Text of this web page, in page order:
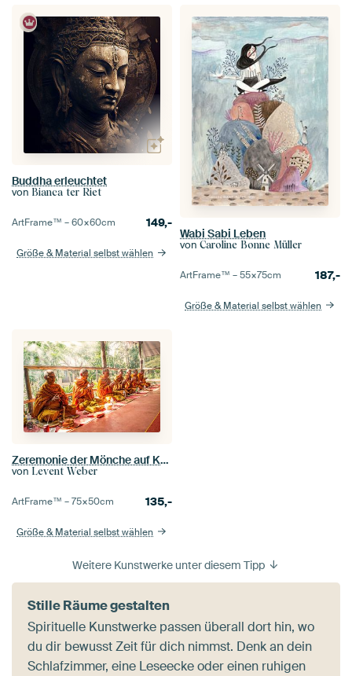
Buddha erleuchtet
von Bianca ter Riet
ArtFrame™ –60×60cm 149,-
Größe & Material selbst wählen
Wabi Sabi Leben
von Caroline Bonne Müller
ArtFrame™ –55×75cm 187,-
Größe & Material selbst wählen
Zeremonie der Mönche auf Koh Phayam
von Levent Weber
ArtFrame™ –75×50cm 135,-
Größe & Material selbst wählen
Weitere Kunstwerke unter diesem Tipp
Stille Räume gestalten
Spirituelle Kunstwerke passen überall dort hin, wo
du dir bewusst Zeit für dich nimmst. Denk an dein
Schlafzimmer, eine Leseecke oder einen ruhigen